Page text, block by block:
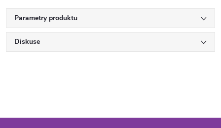
Parametry produktu
Diskuse